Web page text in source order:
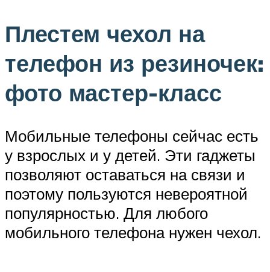
Плестем чехол на
телефон из резиночек:
фото мастер-класс
Мобильные телефоны сейчас есть
у взрослых и у детей. Эти гаджеты
позволяют оставаться на связи и
поэтому пользуются невероятной
популярностью. Для любого
мобильного телефона нужен чехол.